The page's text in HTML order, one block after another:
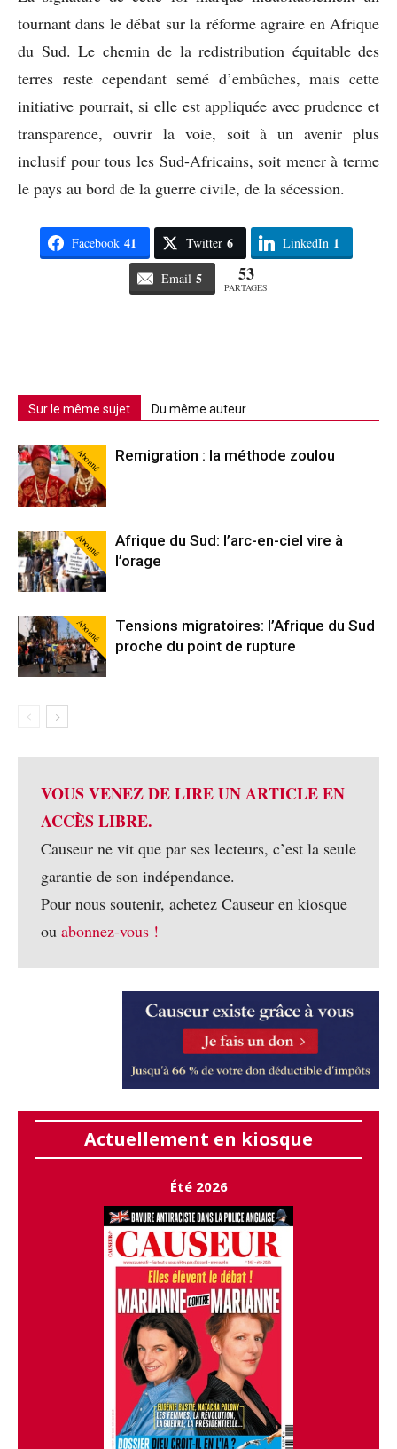
tournant dans le débat sur la réforme agraire en Afrique
du Sud. Le chemin de la redistribution équitable des
terres reste cependant semé d’embûches, mais cette
initiative pourrait, si elle est appliquée avec prudence et
transparence, ouvrir la voie, soit à un avenir plus
inclusif pour tous les Sud-Africains, soit mener à terme
le pays au bord de la guerre civile, de la sécession.
Facebook 41 Twitter 6 LinkedIn 1
Email 5 53
PARTAGES
Sur le même sujet Du même auteur
Abonné Remigration : la méthode zoulou
Abonné
Afrique du Sud: l’arc-en-ciel vire à
l’orage
Abonné
Tensions migratoires: l’Afrique du Sud
proche du point de rupture
VOUS VENEZ DE LIRE UN ARTICLE EN
ACCÈS LIBRE.
Causeur ne vit que par ses lecteurs, c’est la seule
garantie de son indépendance.
Pour nous soutenir, achetez Causeur en kiosque
ou abonnez-vous !
Actuellement en kiosque
Été 2026